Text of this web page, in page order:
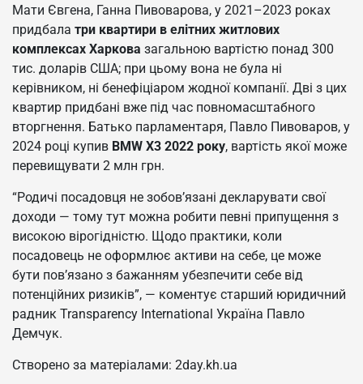
Мати Євгена, Ганна Пивоварова, у 2021–2023 роках
придбала три квартири в елітних житлових
комплексах Харкова загальною вартістю понад 300
тис. доларів США; при цьому вона не була ні
керівником, ні бенефіціаром жодної компанії. Дві з цих
квартир придбані вже під час повномасштабного
вторгнення. Батько парламентаря, Павло Пивоваров, у
2024 році купив BMW X3 2022 року, вартість якої може
перевищувати 2 млн грн.
“Родичі посадовця не зобов’язані декларувати свої
доходи — тому тут можна робити певні припущення з
високою вірогідністю. Щодо практики, коли
посадовець не оформлює активи на себе, це може
бути пов’язано з бажанням убезпечити себе від
потенційних ризиків”, — коментує старший юридичний
радник Transparency International Україна Павло
Демчук.
Створено за матеріалами: 2day.kh.ua